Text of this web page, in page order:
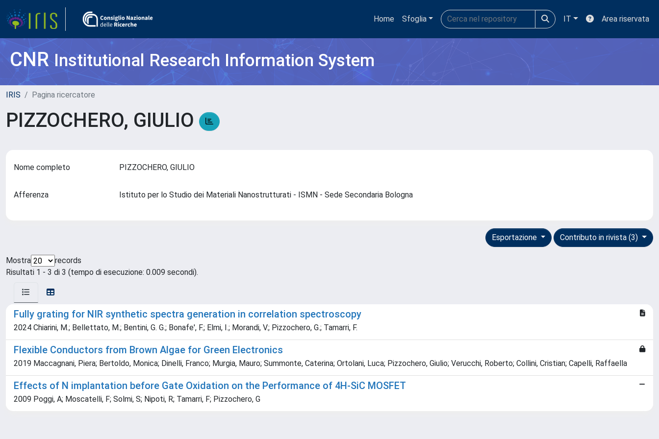
Home Sfoglia IT Area riservata
CNRInstitutional Research Information System
IRIS Pagina ricercatore
PIZZOCHERO, GIULIO
Nome completo PIZZOCHERO, GIULIO
Afferenza Istituto per lo Studio dei Materiali Nanostrutturati - ISMN - Sede Secondaria Bologna
Contributo in rivista (3)
Esportazione
Mostra
records
Risultati 1 - 3 di 3 (tempo di esecuzione: 0.009 secondi).
Fully grating for NIR synthetic spectra generation in correlation spectroscopy
2024 Chiarini, M.; Bellettato, M.; Bentini, G. G.; Bonafe', F.; Elmi, I.; Morandi, V.; Pizzochero, G.; Tamarri, F.
Flexible Conductors from Brown Algae for Green Electronics
2019 Maccagnani, Piera; Bertoldo, Monica; Dinelli, Franco; Murgia, Mauro; Summonte, Caterina; Ortolani, Luca; Pizzochero, Giulio; Verucchi, Roberto; Collini, Cristian; Capelli, Raffaella
Effects of N implantation before Gate Oxidation on the Performance of 4H-SiC MOSFET
2009 Poggi, A; Moscatelli, F; Solmi, S; Nipoti, R; Tamarri, F; Pizzochero, G